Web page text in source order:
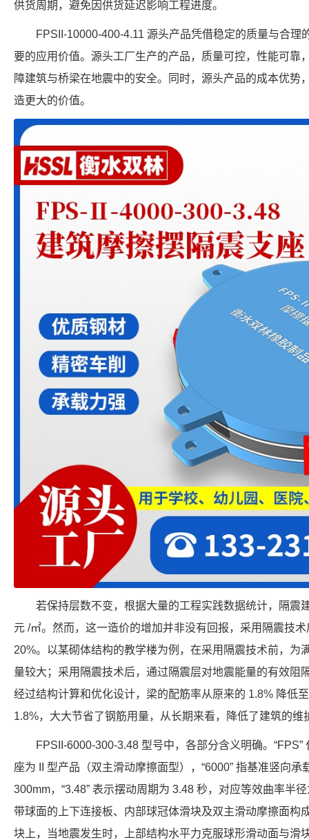
供货周期，避免因供货延迟影响工程进度。
FPSII-10000-400-4.11 源头产品凭借稳定的质量与合理
要的应用价值。源头工厂生产的产品，质量可控，性能可靠
障建筑与桥梁在地震中的安全。同时，源头产品的成本优势
造更大的价值。
若保持层数不变，根据大量的工程实践数据统计，隔震
元 /㎡。然而，这一造价的增加并非没有回报，采用隔震技
20%。以某砌体结构的教学楼为例，在采用隔震技术前，为
量较大；采用隔震技术后，通过隔震层对地震能量的有效阻
经过结构计算和优化设计，梁的配筋率从原来的 1.8% 降低
1.8%，大大节省了钢筋用量，从长期来看，降低了建筑的维
FPSII-6000-300-3.48 型号中，各部分含义明确。“FPS”
座为 II 型产品（双主滑动摩擦面型），“6000” 指基准竖向承
300mm，“3.48” 表示摆动周期为 3.48 秒，对应等效曲率半
带球面的上下连接板、内部球冠体滑块及双主滑动摩擦面构
块上，当地震发生时，上部结构水平力克服球形滑动面与滑